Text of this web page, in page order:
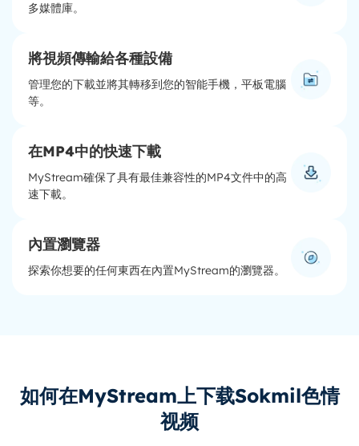
多媒體庫。
將視頻傳輸給各種設備
管理您的下載並將其轉移到您的智能手機，平板電腦
等。
在MP4中的快速下載
MyStream確保了具有最佳兼容性的MP4文件中的高
速下載。
內置瀏覽器
探索你想要的任何東西在內置MyStream的瀏覽器。
如何在MyStream上下载Sokmil色情
视频